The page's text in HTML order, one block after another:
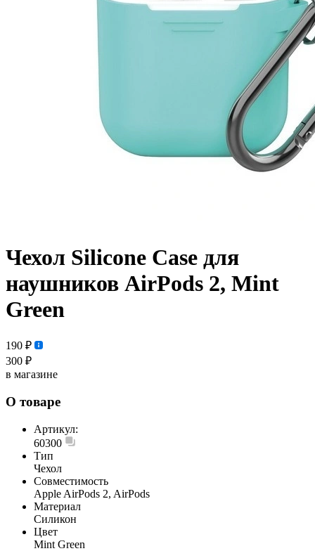
Чехол Silicone Case для
наушников AirPods 2, Mint
Green
190 ₽
300 ₽
в магазине
О товаре
Артикул:
60300
Тип
Чехол
Совместимость
Apple AirPods 2, AirPods
Материал
Силикон
Цвет
Mint Green